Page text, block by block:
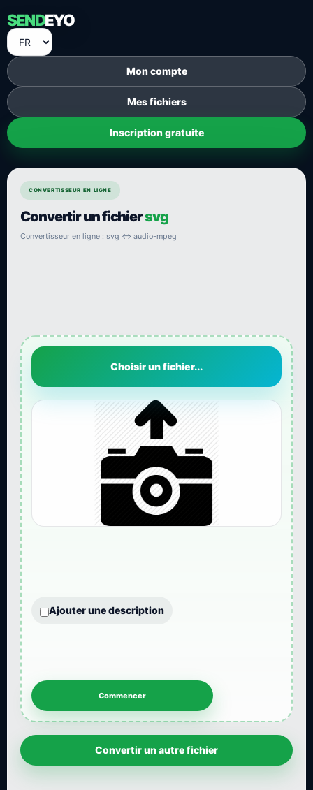
SENDEYO
Mon compte
Mes fichiers
Inscription gratuite
CONVERTISSEUR EN LIGNE
Convertir un fichiersvg
Convertisseur en ligne : svg ⇔ audio-mpeg
Choisir un fichier...
Ajouter une description
Convertir un autre fichier